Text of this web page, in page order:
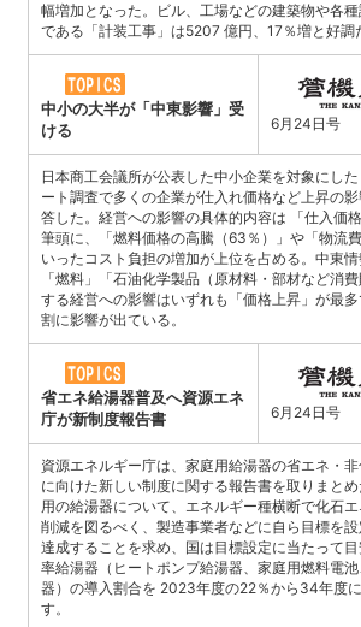
幅増加となった。ビル、工場などの建築物や各
である「計装工事」は5207 億円、17％増と好調
中小の大半が「中東影響」受
ける
6月24日号
日本商工会議所が公表した中小企業を対象にし
ート調査で多くの企業が仕入れ価格など上昇の
答した。経営への影響の具体的内容は 「仕入価
筆頭に、「燃料価格の高騰（63％）」や「物流
いったコスト負担の増加が上位を占める。中東
「燃料」「石油化学製品（原材料・部材など消
する経営への影響はいずれも「価格上昇」が最
割に影響が出ている。
省エネ給湯器普及へ資源エネ
庁が新制度報告書
6月24日号
資源エネルギー庁は、家庭用給湯器の省エネ・
に向けた新しい制度に関する報告書を取りまと
用の給湯器について、エネルギー種横断で化石
削減を図るべく、製造事業者などに自ら目標を
達成することを求め、国は目標設定に当たって
率給湯器（ヒートポンプ給湯器、家庭用燃料電
器）の導入割合を 2023年度の22％から34年度
す。